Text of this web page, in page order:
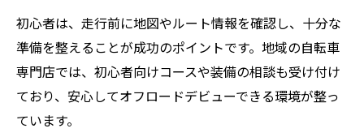
初心者は、走行前に地図やルート情報を確認し、十分な
準備を整えることが成功のポイントです。地域の自転車
専門店では、初心者向けコースや装備の相談も受け付け
ており、安心してオフロードデビューできる環境が整っ
ています。